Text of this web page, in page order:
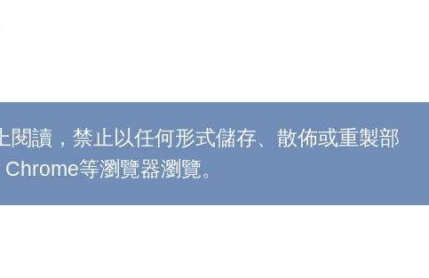
讀，禁止以任何形式儲存、散佈或重製部
等瀏覽器瀏覽。